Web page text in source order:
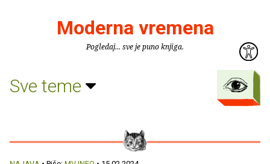
Moderna vremena
Pogledaj... sve je puno knjiga.
Sve teme